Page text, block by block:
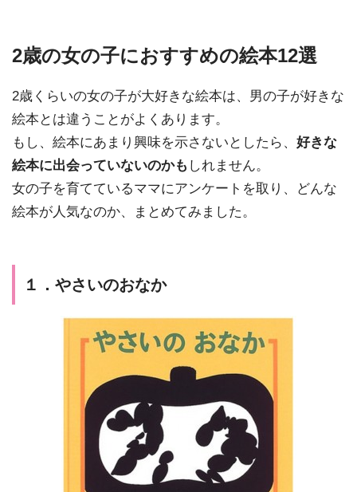
2歳の女の子におすすめの絵本12選
2歳くらいの女の子が大好きな絵本は、男の子が好きな
絵本とは違うことがよくあります。
もし、絵本にあまり興味を示さないとしたら、 好きな
絵本に出会っていないのかも しれません。
女の子を育てているママにアンケートを取り、どんな
絵本が人気なのか、まとめてみました。
１．やさいのおなか